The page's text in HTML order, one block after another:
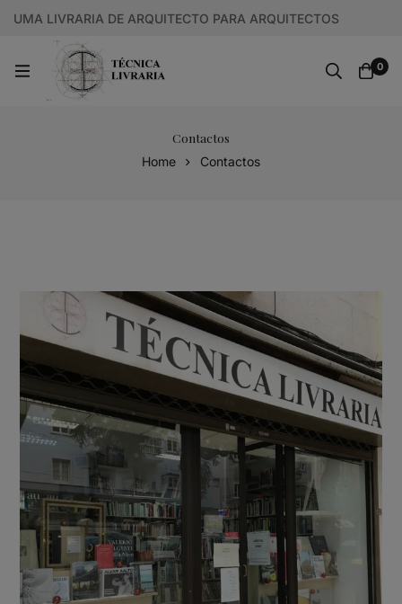
UMA LIVRARIA DE ARQUITECTO PARA ARQUITECTOS
0
Contactos
Home Contactos